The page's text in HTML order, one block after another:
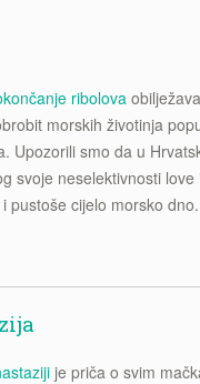
ribolova
morskih životinja
Upozorili smo da u
svoje neselektivnosti
pustoše cijelo morsko dno.
je priča o svim